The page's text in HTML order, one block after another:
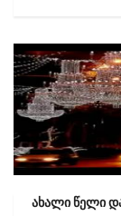
ახალი წელი